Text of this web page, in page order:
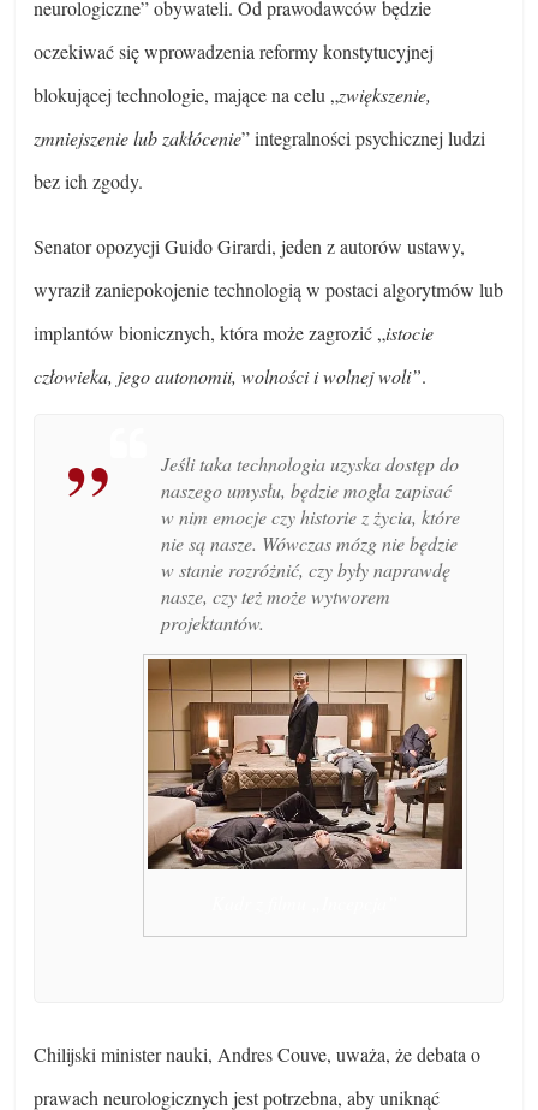
neurologiczne” obywateli. Od prawodawców będzie
oczekiwać się wprowadzenia reformy konstytucyjnej
blokującej technologie, mające na celu „zwiększenie,
zmniejszenie lub zakłócenie” integralności psychicznej ludzi
bez ich zgody.
Senator opozycji Guido Girardi, jeden z autorów ustawy,
wyraził zaniepokojenie technologią w postaci algorytmów lub
implantów bionicznych, która może zagrozić „istocie
człowieka, jego autonomii, wolności i wolnej woli”.
Jeśli taka technologia uzyska dostęp do
naszego umysłu, będzie mogła zapisać
w nim emocje czy historie z życia, które
nie są nasze. Wówczas mózg nie będzie
w stanie rozróżnić, czy były naprawdę
nasze, czy też może wytworem
projektantów.
Chilijski minister nauki, Andres Couve, uważa, że debata o
prawach neurologicznych jest potrzebna, aby uniknąć